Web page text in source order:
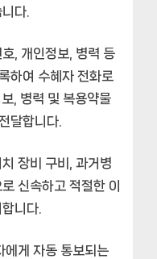
다.
, 개인정보, 병력 등
하여 수혜자 전화로
, 병력 및 복용약물
달합니다.
장비 구비, 과거병
신속하고 적절한 이
니다.
에게 자동 통보되는